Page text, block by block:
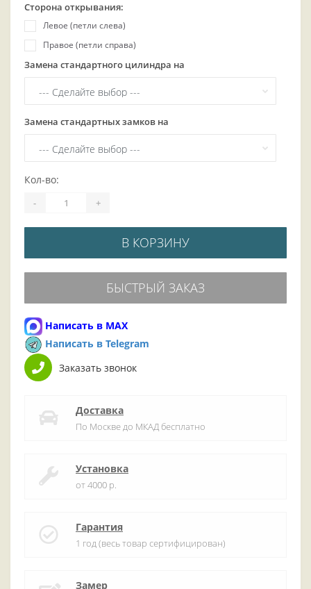
Сторона открывания:
Левое (петли слева)
Правое (петли справа)
Замена стандартного цилиндра на
Замена стандартных замков на
Кол-во:
- +
В КОРЗИНУ
БЫСТРЫЙ ЗАКАЗ
Написать в MAX
Написать в Telegram
Заказать звонок
Доставка
По Москве до МКАД бесплатно
Установка
от 4000 р.
Гарантия
1 год (весь товар сертифицирован)
Замер